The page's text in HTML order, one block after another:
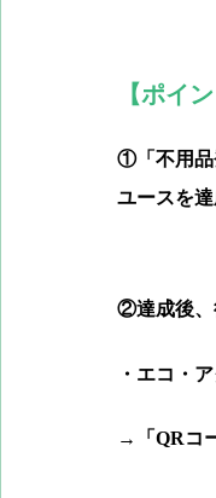
【ポイ
①「不用品
ユースを達
②達成後
・エコ・
→「QRコ